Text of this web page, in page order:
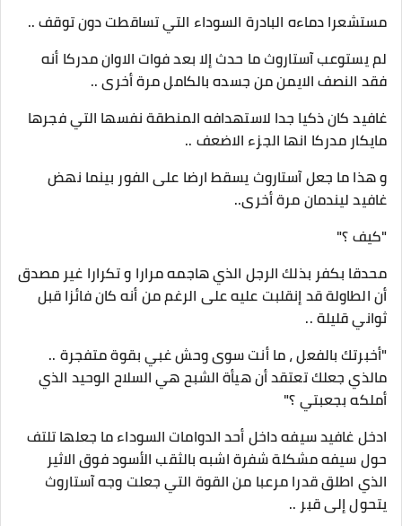
مستشعرا دماءه البادرة السوداء التي تساقطت دون توقف ..
لم يستوعب آستاروث ما حدث إلا بعد فوات الاوان مدركا أنه
فقد النصف الايمن من جسده بالكامل مرة أخرى ..
غافيد كان ذكيا جدا لاستهدافه المنطقة نفسها التي فجرها
مايكار مدركا انها الجزء الاضعف ..
و هذا ما جعل آستاروث يسقط ارضا على الفور بينما نهض
غافيد ليندمان مرة أخرى..
"كيف ؟"
محدقا بكفر بذلك الرجل الذي هاجمه مرارا و تكرارا غير مصدق
أن الطاولة قد إنقلبت عليه على الرغم من أنه كان فائزا قبل
ثواني قليلة ..
"أخبرتك بالفعل ، ما أنت سوى وحش غبي بقوة متفجرة ..
مالذي جعلك تعتقد أن هيأة الشبح هي السلاح الوحيد الذي
أملكه بجعبتي ؟"
ادخل غافيد سيفه داخل أحد الدوامات السوداء ما جعلها تلتف
حول سيفه مشكلة شفرة اشبه بالثقب الأسود فوق الاثير
الذي اطلق قدرا مرعبا من القوة التي جعلت وجه آستاروث
يتحول إلى قبر ..